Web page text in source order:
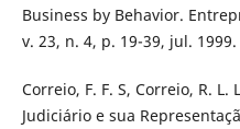
Business by Behavior.
v. 23, n. 4, p. 19-39, jul. 1999.
Correio, F. F. S, Correio, R. L.
Judiciário e sua